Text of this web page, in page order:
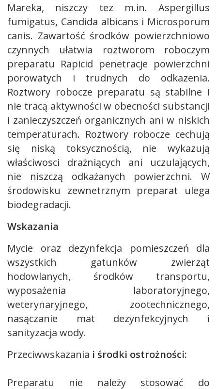
Mareka, niszczy tez m.in. Aspergillus
fumigatus, Candida albicans i Microsporum
canis. Zawartość środków powierzchniowo
czynnych ułatwia roztworom roboczym
preparatu Rapicid penetracje powierzchni
porowatych i trudnych do odkazenia.
Roztwory robocze preparatu są stabilne i
nie tracą aktywności w obecności substancji
i zanieczyszczeń organicznych ani w niskich
temperaturach. Roztwory robocze cechują
się niską toksycznością, nie wykazują
właściwosci drażniących ani uczulających,
nie niszczą odkażanych powierzchni. W
środowisku zewnetrznym preparat ulega
biodegradacji.
Wskazania
Mycie oraz dezynfekcja pomieszczeń dla
wszystkich gatunków zwierząt
hodowlanych, środków transportu,
wyposażenia laboratoryjnego,
weterynaryjnego, zootechnicznego,
nasączanie mat dezynfekcyjnych i
sanityzacja wody.
Przeciwwskazania i środki ostrożności:
Preparatu nie należy stosować do